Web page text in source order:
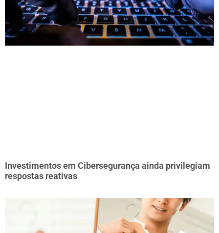
Investimentos em Cibersegurança ainda privilegiam
respostas reativas